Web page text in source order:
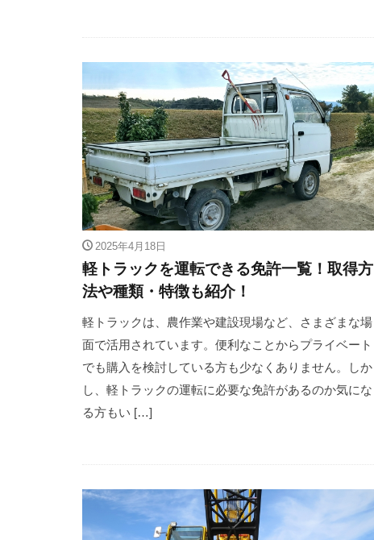
2025年4月18日
軽トラックを運転できる免許一覧！取得方
法や種類・特徴も紹介！
軽トラックは、農作業や建設現場など、さまざまな場
面で活用されています。便利なことからプライベート
でも購入を検討している方も少なくありません。しか
し、軽トラックの運転に必要な免許があるのか気にな
る方もい […]